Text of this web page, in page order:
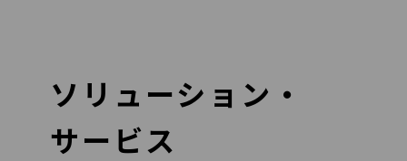
ソリューション・
サービス